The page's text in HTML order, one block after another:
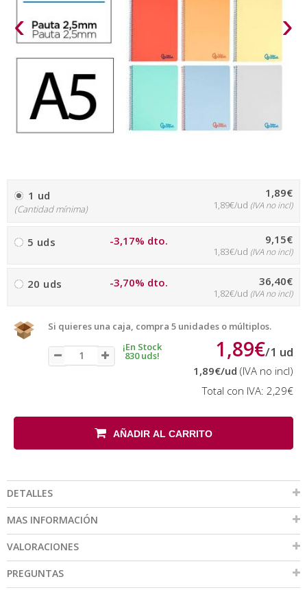
‹ ›
1 ud
(Cantidad mínima)
1,89€
1,89€/ud (IVA no incl)
5 uds -3,17% dto. 9,15€
1,83€/ud (IVA no incl)
20 uds -3,70% dto. 36,40€
1,82€/ud (IVA no incl)
Si quieres una caja, compra 5 unidades o múltiplos.
¡En Stock
830 uds! 1,89€/1 ud
1,89€/ud (IVA no incl)
Total con IVA: 2,29€
AÑADIR AL CARRITO
DETALLES
MAS INFORMACIÓN
VALORACIONES
PREGUNTAS